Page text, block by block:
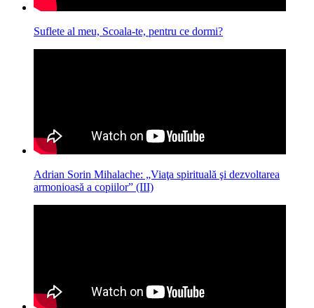
Suflete al meu, Scoala-te, pentru ce dormi?
Adrian Sorin Mihalache: „Viaţa spirituală şi dezvoltarea
armonioasă a copiilor” (III)